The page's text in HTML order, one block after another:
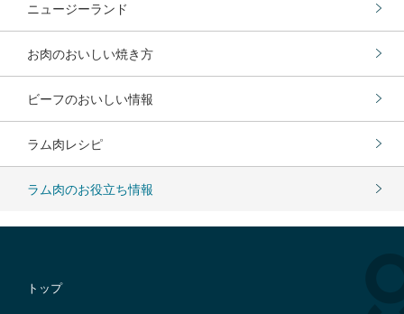
ニュージーランド
お肉のおいしい焼き方
ビーフのおいしい情報
ラム肉レシピ
ラム肉のお役立ち情報
トップ